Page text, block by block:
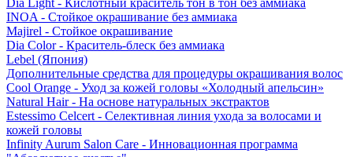
Dia Light - Кислотный краситель тон в тон без аммиака
INOA - Стойкое окрашивание без аммиака
Majirel - Стойкое окрашивание
Dia Color - Краситель-блеск без аммиака
Lebel (Япония)
Дополнительные средства для процедуры окрашивания волос
Cool Orange - Уход за кожей головы «Холодный апельсин»
Natural Hair - На основе натуральных экстрактов
Estessimo Celcert - Селективная линия ухода за волосами и
кожей головы
Infinity Aurum Salon Care - Инновационная программа